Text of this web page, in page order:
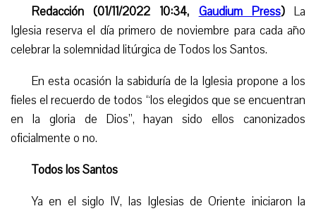
Redacción (01/11/2022 10:34, Gaudium Press)La
Iglesia reserva el día primero de noviembre para cada año
celebrar la solemnidad litúrgica de Todos los Santos.
En esta ocasión la sabiduría de la Iglesia propone a los
fieles el recuerdo de todos “los elegidos que se encuentran
en la gloria de Dios”, hayan sido ellos canonizados
oficialmente o no.
Todos los Santos
Ya en el siglo IV, las Iglesias de Oriente iniciaron la